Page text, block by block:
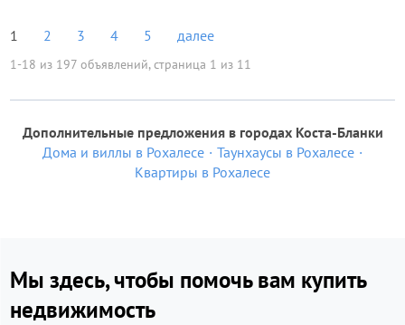
1 2 3 4 5 далее
1-18 из 197 объявлений, страница 1 из 11
Дополнительные предложения в городах Коста-Бланки
Дома и виллы в Рохалесе
Таунхаусы в Рохалесе
Квартиры в Рохалесе
Мы здесь, чтобы помочь вам купить
недвижимость